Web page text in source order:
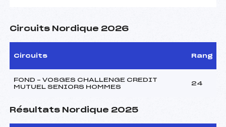
Circuits Nordique 2026
Circuits Rang
FOND – VOSGES CHALLENGE CREDIT
MUTUEL SENIORS HOMMES
24
Résultats Nordique 2025